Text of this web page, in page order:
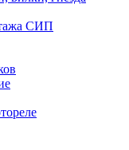
СИП